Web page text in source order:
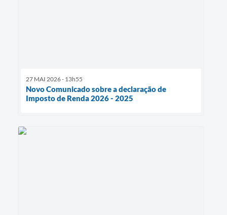
27 MAI 2026 - 13h55
Novo Comunicado sobre a declaração de
Imposto de Renda 2026 - 2025